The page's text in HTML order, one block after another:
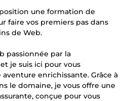
une formation de
faire vos premiers pas dans
de Web.
passionnée par la
je suis ici pour vous
enrichissante. Grâce à
le domaine, je vous offre une
conçue pour vous